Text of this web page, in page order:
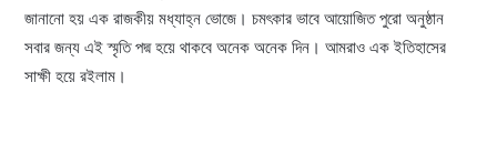
জানানো হয় এক রাজকীয় মধ্যাহ্ন ভোজে। চমৎকার ভাবে আয়োজিত পুরো অনুষ্ঠান
সবার জন্য এই স্মৃতি পদ্ম হয়ে থাকবে অনেক অনেক দিন। আমরাও এক ইতিহাসের
সাক্ষী হয়ে রইলাম।